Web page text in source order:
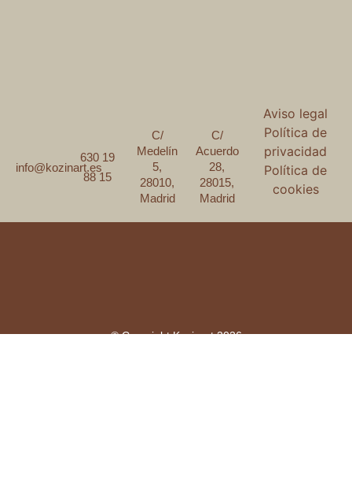
info@kozinart.es
630 19
88 15
C/
Medelín
5,
28010,
Madrid
C/
Acuerdo
28,
28015,
Madrid
Aviso legal
Política de
privacidad
Política de
cookies
© Copyright Kozinart 2026